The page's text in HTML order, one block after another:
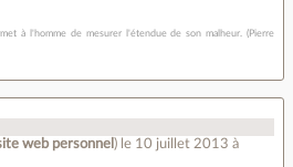
à l'homme de mesurer l'étendue de son malheur. (Pierre
web personnel ) le 10 juillet 2013 à